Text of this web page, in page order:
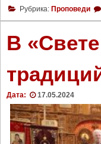
С
л
в
в
е
д
е
л
Рубрика: Проповеди
В
Дата: 17.05.2024